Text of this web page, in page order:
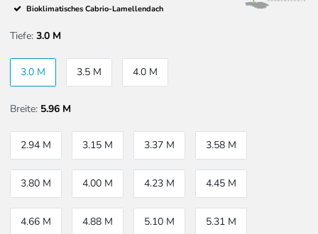
Bioklimatisches Cabrio-Lamellendach
Tiefe: 3.0 M
3.0 M 3.5 M 4.0 M
Breite: 5.96 M
2.94 M 3.15 M 3.37 M 3.58 M
3.80 M 4.00 M 4.23 M 4.45 M
4.66 M 4.88 M 5.10 M 5.31 M